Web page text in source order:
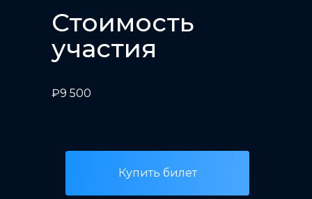
₽9 500
Стоимость
участия
Купить билет